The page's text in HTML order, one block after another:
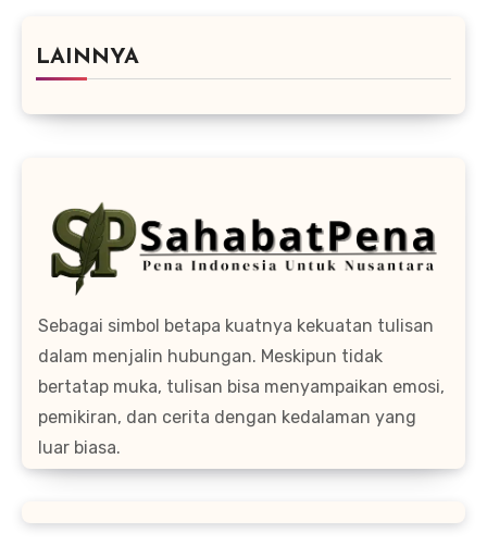
LAINNYA
Sebagai simbol betapa kuatnya kekuatan tulisan
dalam menjalin hubungan. Meskipun tidak
bertatap muka, tulisan bisa menyampaikan emosi,
pemikiran, dan cerita dengan kedalaman yang
luar biasa.